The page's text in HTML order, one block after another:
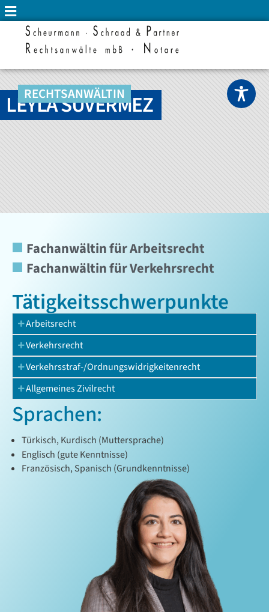
RECHTSANWÄLTIN
LEYLA SUVERMEZ
Fachanwältin für Arbeitsrecht
Fachanwältin für Verkehrsrecht
Tätigkeits­schwerpunkte
Arbeitsrecht
Verkehrsrecht
Verkehrsstraf-/Ordnungswidrigkeitenrecht
Allgemeines Zivilrecht
Sprachen:
Türkisch, Kurdisch (Muttersprache)
Englisch (gute Kenntnisse)
Französisch, Spanisch (Grundkenntnisse)